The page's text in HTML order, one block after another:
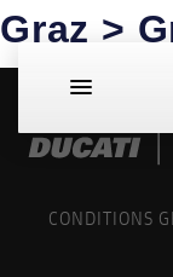
Graz >
CONDITIONS